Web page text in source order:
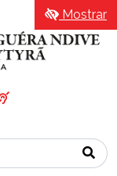
Mostrar